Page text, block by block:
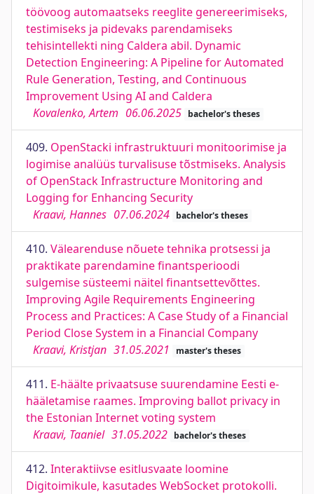
töövoog automaatseks reeglite genereerimiseks,
testimiseks ja pidevaks parendamiseks
tehisintellekti ning Caldera abil. Dynamic
Detection Engineering: A Pipeline for Automated
Rule Generation, Testing, and Continuous
Improvement Using AI and Caldera
Kovalenko, Artem 06.06.2025 bachelor's theses
409. OpenStacki infrastruktuuri monitoorimise ja
logimise analüüs turvalisuse tõstmiseks. Analysis
of OpenStack Infrastructure Monitoring and
Logging for Enhancing Security
Kraavi, Hannes 07.06.2024 bachelor's theses
410. Välearenduse nõuete tehnika protsessi ja
praktikate parendamine finantsperioodi
sulgemise süsteemi näitel finantsettevõttes.
Improving Agile Requirements Engineering
Process and Practices: A Case Study of a Financial
Period Close System in a Financial Company
Kraavi, Kristjan 31.05.2021 master's theses
411. E-häälte privaatsuse suurendamine Eesti e-
hääletamise raames. Improving ballot privacy in
the Estonian Internet voting system
Kraavi, Taaniel 31.05.2022 bachelor's theses
412. Interaktiivse esitlusvaate loomine
Digitoimikule, kasutades WebSocket protokolli.